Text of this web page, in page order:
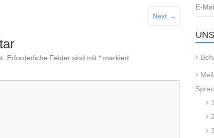
Next →
Erforderliche Felder sind mit * markiert
E-